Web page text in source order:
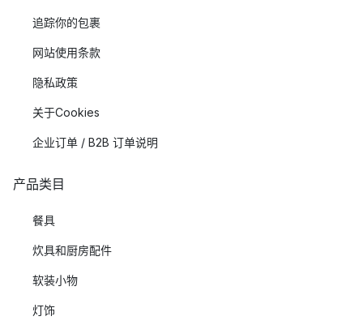
追踪你的包裹
网站使用条款
隐私政策
关于Cookies
企业订单 / B2B 订单说明
产品类目
餐具
炊具和厨房配件
软装小物
灯饰